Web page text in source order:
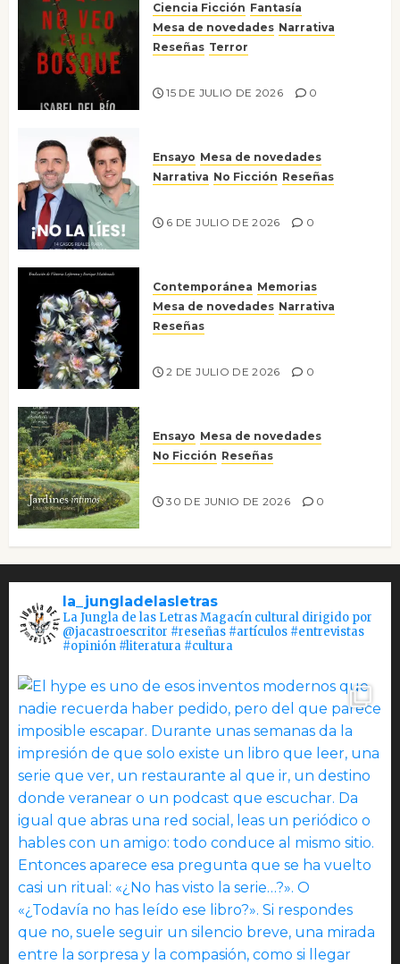
Ciencia Ficción Fantasía
Mesa de novedades Narrativa
Reseñas Terror
15 DE JULIO DE 2026 0
Ensayo Mesa de novedades
Narrativa No Ficción Reseñas
6 DE JULIO DE 2026 0
Contemporánea Memorias
Mesa de novedades Narrativa
Reseñas
2 DE JULIO DE 2026 0
Ensayo Mesa de novedades
No Ficción Reseñas
30 DE JUNIO DE 2026 0
la_jungladelasletras
La Jungla de las Letras Magacín cultural dirigido por
@jacastroescritor #reseñas #artículos #entrevistas
#opinión #literatura #cultura